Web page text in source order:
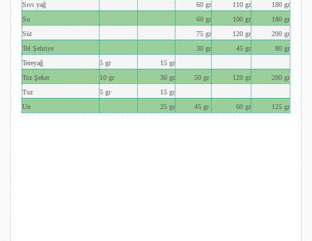
Sıvı yağ
60 gr 110 gr
180 gr
Su
60 gr 100 gr
180 gr
Süt
75 gr 120 gr
200 gr
Tel Şehriye
30 gr 45 gr
80 gr
Tereyağ
5 gr
15 gr
Toz Şeker
10 gr 30 gr 50 gr 120 gr
200 gr
Tuz
5 gr
15 gr
Un
25 gr 45 gr 60 gr 125 gr